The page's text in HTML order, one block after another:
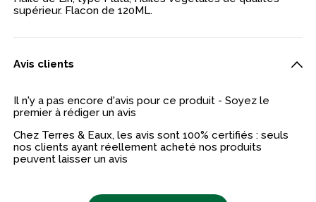
supérieur. Flacon de 120ML.
Avis clients
Il n'y a pas encore d'avis pour ce produit - Soyez le
premier à rédiger un avis
Chez Terres & Eaux, les avis sont 100% certifiés : seuls
nos clients ayant réellement acheté nos produits
peuvent laisser un avis